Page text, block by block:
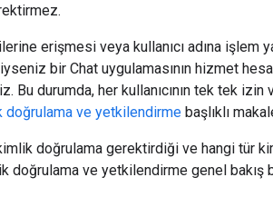
erişmesi veya kullanıcı adına
bir Chat uygulamasının hizmet
Bu durumda, her kullanıcının tek tek
doğrulama ve yetkilendirme başlıklı
kimlik doğrulama gerektirdiği ve hangi tür
doğrulama ve yetkilendirme genel bakış